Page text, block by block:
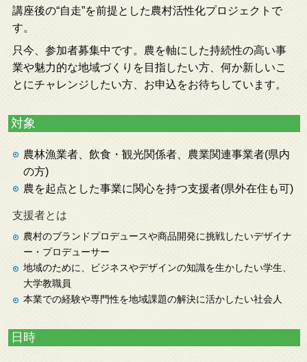
講座後の“自走”を前提とした農村活性化プロジェクトで
す。
只今、参加者募集中です。農を軸にした持続性の高い事
業や魅力的な地域づくりを目指したい方、何か新しいこ
とにチャレンジしたい方、お申込をお待ちしています。
対象
農林漁業者、飲食・観光関係者、農業関連事業者(県内
の方)
農を起点とした事業に関心を持つ支援者(県外在住も可)
支援者とは
農村のブランドプロデュースや商品開発に挑戦したいデザイナ
ー・プロデューサー
地域のために、ビジネスやデザインの知識を生かしたい学生、
大学教職員
本業での経験や専門性を地域課題の解決に活かしたい社会人
日時